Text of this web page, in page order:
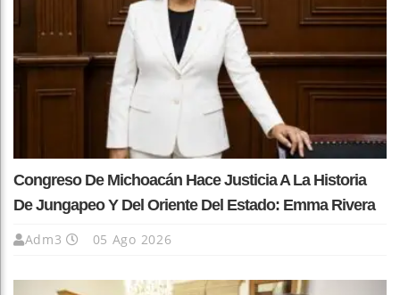
Congreso De Michoacán Hace Justicia A La Historia
De Jungapeo Y Del Oriente Del Estado: Emma Rivera
Adm3 05 Ago 2026